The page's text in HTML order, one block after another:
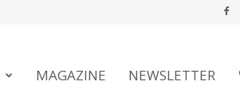
MAGAZINE NEWSLETTER